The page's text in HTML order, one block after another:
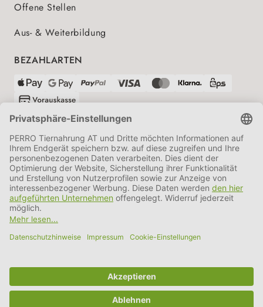
Offene Stellen
Aus- & Weiterbildung
BEZAHLARTEN
VERSANDPARTNER
ImpressumInformation BATTG